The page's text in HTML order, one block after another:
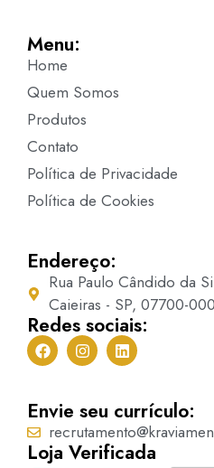
Menu:
Home
Quem Somos
Produtos
Contato
Política de Privacidade
Política de Cookies
Endereço:
Rua Paulo Cândido da
Caieiras - SP, 07700-000
Redes sociais:
Envie seu currículo:
Loja Verificada